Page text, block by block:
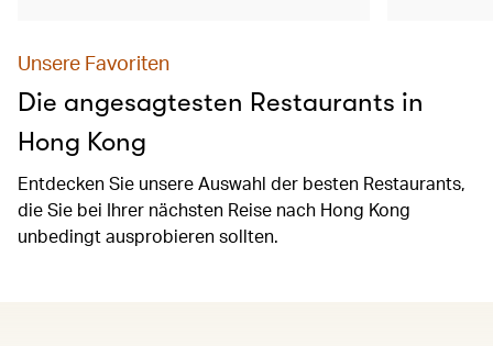
Unsere Favoriten
Die angesagtesten Restaurants in
Hong Kong
Entdecken Sie unsere Auswahl der besten Restaurants,
die Sie bei Ihrer nächsten Reise nach Hong Kong
unbedingt ausprobieren sollten.